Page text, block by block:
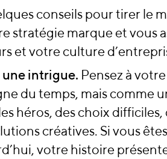
conseils pour tirer le
stratégie marque et vous
et votre culture
une intrigue. Pensez à
du temps, mais comme
héros, des choix
créatives. Si vous
votre histoire